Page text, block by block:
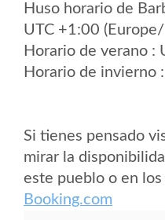
Huso horario de
UTC +1:00
Horario de verano :
Horario de invierno
Si tienes pensado
mirar la
este pueblo o en
Booking.com